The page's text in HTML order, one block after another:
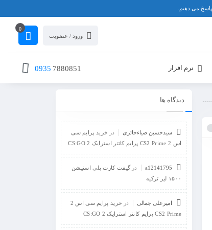
ورود / عضویت
0
نرم افزار 7880851
0935
دیدگاه ها
سیدحسین ضیاءحائری در خرید پرایم سی
اس 2 CS2 Prime پرایم کانتر استرایک 2 CS:GO
a12141795 درگیفت کارت پلی استیشن
۱۵۰۰ لیر ترکیه
امیرعلی جمالی در
خرید پرایم سی اس 2
CS2 Prime پرایم کانتر استرایک 2 CS:GO